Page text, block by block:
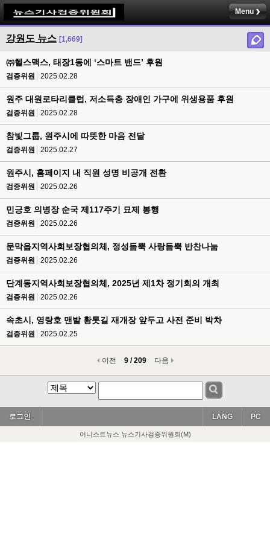
Menu
강원도 뉴스 [1,669]
㈜헬스맥스, 태장1동에 ‘스마트 밴드’ 후원
검증위원 2025.02.28
원주 대원로타리클럽, 저소득층 장애인 가구에 위생용품 후원
검증위원 2025.02.28
참빛그룹, 원주시에 따뜻한 마음 전달
검증위원 2025.02.27
원주시, 홈페이지 내 직원 성명 비공개 전환
검증위원 2025.02.26
민긍호 의병장 순국 제117주기 묘제 봉행
검증위원 2025.02.26
문막읍지역사회보장협의체, 정성듬뿍 사랑듬뿍 반찬나눔
검증위원 2025.02.26
단계동지역사회보장협의체, 2025년 제1차 정기회의 개최
검증위원 2025.02.26
속초시, 영랑호 맨발 황톳길 재개장 앞두고 사전 준비 박차
검증위원 2025.02.25
이전 9 / 209 다음
로그인 PC
LANG
어니스트뉴스 뉴스기사검증위원회(M)